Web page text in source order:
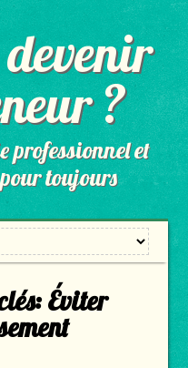
?
professionnel et
toujours
Éviter